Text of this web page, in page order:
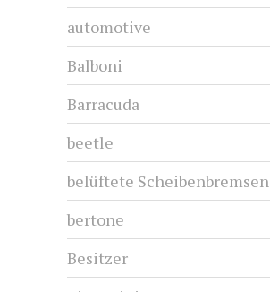
automotive
Balboni
Barracuda
beetle
belüftete Scheibenbremsen
bertone
Besitzer